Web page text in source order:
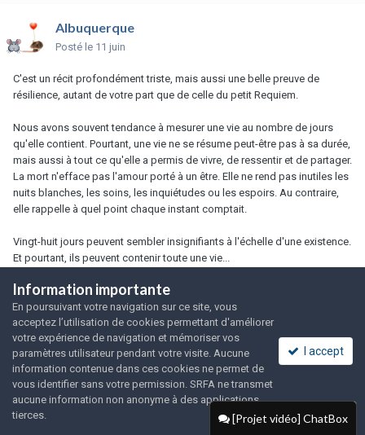
Albuquerque
Posté le 11 juin
C'est un récit profondément triste, mais aussi une belle preuve de
résilience, autant de votre part que de celle du petit Requiem.
Nous avons souvent tendance à mesurer une vie au nombre de jours
qu'elle contient. Pourtant, une vie ne se résume peut-être pas à sa durée,
mais aussi à tout ce qu'elle a permis de vivre, de ressentir et de partager.
La mort n'efface pas l'amour porté à un être. Elle ne rend pas inutiles les
nuits blanches, les soins, les inquiétudes ou les espoirs. Au contraire,
elle rappelle à quel point chaque instant comptait.
Vingt-huit jours peuvent sembler insignifiants à l'échelle d'une existence.
Et pourtant, ils peuvent contenir toute une vie...
Repose en paix, petit Requiem✨
3
Rejoindre la conversation [Projet vidéo] ChatBox
Information importante
En poursuivant votre navigation sur ce site, vous
acceptez l’utilisation de cookies permettant d'améliorer
votre expérience de navigation et mémoriser vos
paramètres utilisateur pendant votre visite. Aucune
information contenue dans ces cookies ne permet de
vous identifier sans votre permission. SRFA ne transmet
aucune information non anonyme à des applications
tierces.
I accept